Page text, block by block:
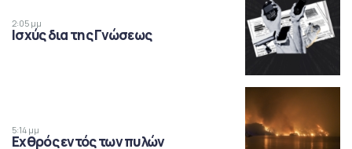
2:05 μμ
Ισχύς δια της Γνώσεως
5:14 μμ
Εχθρός εντός των πυλών